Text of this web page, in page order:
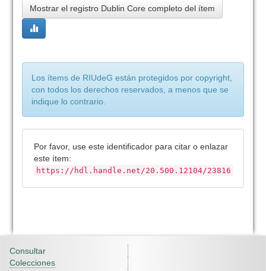
Mostrar el registro Dublin Core completo del ítem
Los ítems de RIUdeG están protegidos por copyright,
con todos los derechos reservados, a menos que se
indique lo contrario.
Por favor, use este identificador para citar o enlazar
este ítem:
https://hdl.handle.net/20.500.12104/23816
Consultar
Colecciones